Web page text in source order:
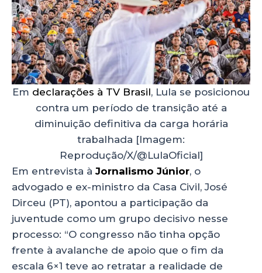
Em declarações à TV Brasil, Lula se posicionou
contra um período de transição até a
diminuição definitiva da carga horária
trabalhada [Imagem:
Reprodução/X/@LulaOficial]
Em entrevista à Jornalismo Júnior, o
advogado e ex-ministro da Casa Civil, José
Dirceu (PT), apontou a participação da
juventude como um grupo decisivo nesse
processo: “O congresso não tinha opção
frente à avalanche de apoio que o fim da
escala 6×1 teve ao retratar a realidade de